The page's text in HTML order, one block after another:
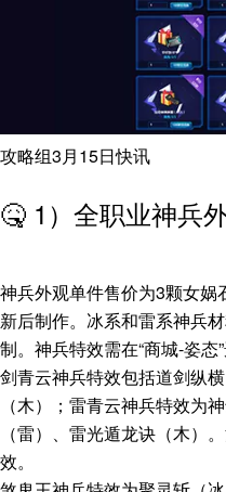
攻略组3月15日快讯
🤒 1）全职业神兵
神兵外观单件售价为3颗女
新后制作。冰系和雷系神兵
制。神兵特效需在“商城-姿态
剑青云神兵特效包括道剑纵
（木）；雷青云神兵特效为
（雷）、雷光遁龙诀（木）
效。